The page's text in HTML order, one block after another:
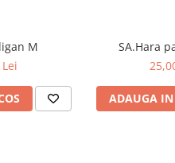
Zara cardigan M
ADAUGA IN